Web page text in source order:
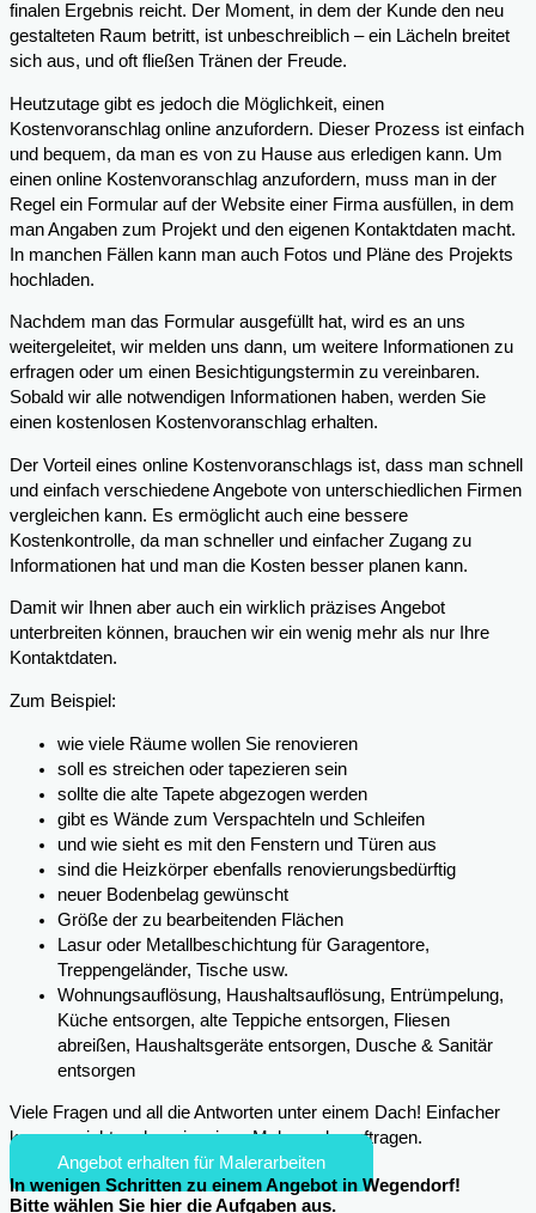
finalen Ergebnis reicht. Der Moment, in dem der Kunde den neu
gestalteten Raum betritt, ist unbeschreiblich – ein Lächeln breitet
sich aus, und oft fließen Tränen der Freude.
Heutzutage gibt es jedoch die Möglichkeit, einen
Kostenvoranschlag online anzufordern. Dieser Prozess ist einfach
und bequem, da man es von zu Hause aus erledigen kann. Um
einen online Kostenvoranschlag anzufordern, muss man in der
Regel ein Formular auf der Website einer Firma ausfüllen, in dem
man Angaben zum Projekt und den eigenen Kontaktdaten macht.
In manchen Fällen kann man auch Fotos und Pläne des Projekts
hochladen.
Nachdem man das Formular ausgefüllt hat, wird es an uns
weitergeleitet, wir melden uns dann, um weitere Informationen zu
erfragen oder um einen Besichtigungstermin zu vereinbaren.
Sobald wir alle notwendigen Informationen haben, werden Sie
einen kostenlosen Kostenvoranschlag erhalten.
Der Vorteil eines online Kostenvoranschlags ist, dass man schnell
und einfach verschiedene Angebote von unterschiedlichen Firmen
vergleichen kann. Es ermöglicht auch eine bessere
Kostenkontrolle, da man schneller und einfacher Zugang zu
Informationen hat und man die Kosten besser planen kann.
Damit wir Ihnen aber auch ein wirklich präzises Angebot
unterbreiten können, brauchen wir ein wenig mehr als nur Ihre
Kontaktdaten.
Zum Beispiel:
wie viele Räume wollen Sie renovieren
soll es streichen oder tapezieren sein
sollte die alte Tapete abgezogen werden
gibt es Wände zum Verspachteln und Schleifen
und wie sieht es mit den Fenstern und Türen aus
sind die Heizkörper ebenfalls renovierungsbedürftig
neuer Bodenbelag gewünscht
Größe der zu bearbeitenden Flächen
Lasur oder Metallbeschichtung für Garagentore,
Treppengeländer, Tische usw.
Wohnungsauflösung, Haushaltsauflösung, Entrümpelung,
Küche entsorgen, alte Teppiche entsorgen, Fliesen
abreißen, Haushaltsgeräte entsorgen, Dusche & Sanitär
entsorgen
Viele Fragen und all die Antworten unter einem Dach! Einfacher
kann es nicht mehr sein, einen Maler zu beauftragen.
Angebot erhalten für Malerarbeiten
In wenigen Schritten zu einem Angebot in Wegendorf!
Bitte wählen Sie hier die Aufgaben aus.